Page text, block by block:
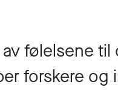
følelsene til
forskere og